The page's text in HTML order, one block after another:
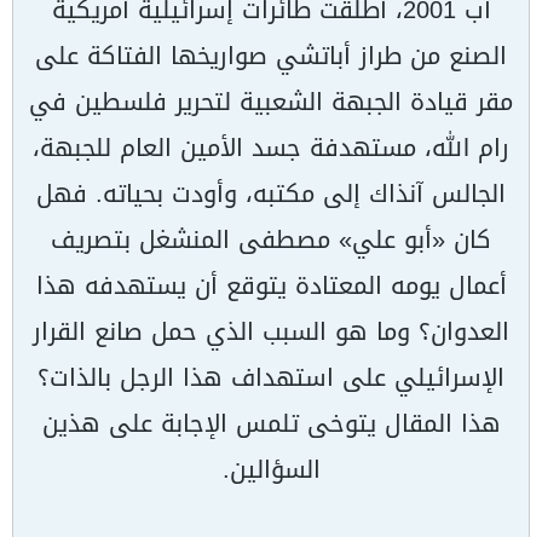
آب 2001، أطلقت طائرات إسرائيلية أمريكية
الصنع من طراز أباتشي صواريخها الفتاكة على
مقر قيادة الجبهة الشعبية لتحرير فلسطين في
رام الله، مستهدفة جسد الأمين العام للجبهة،
الجالس آنذاك إلى مكتبه، وأودت بحياته. فهل
كان «أبو علي» مصطفى المنشغل بتصريف
أعمال يومه المعتادة يتوقع أن يستهدفه هذا
العدوان؟ وما هو السبب الذي حمل صانع القرار
الإسرائيلي على استهداف هذا الرجل بالذات؟
هذا المقال يتوخى تلمس الإجابة على هذين
السؤالين.